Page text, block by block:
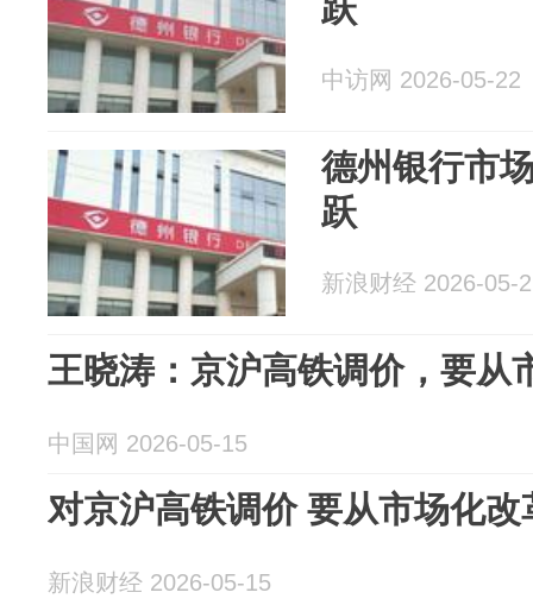
跃
中访网 2026-05-22
德州银行市
跃
新浪财经 2026-05-
王晓涛：京沪高铁调价，要从
中国网 2026-05-15
对京沪高铁调价 要从市场化改
新浪财经 2026-05-15